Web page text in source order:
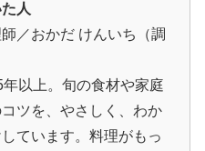
人
／おかだ けんいち（調
以上。旬の食材や家庭
ツを、やさしく、わか
ています。料理がもっ